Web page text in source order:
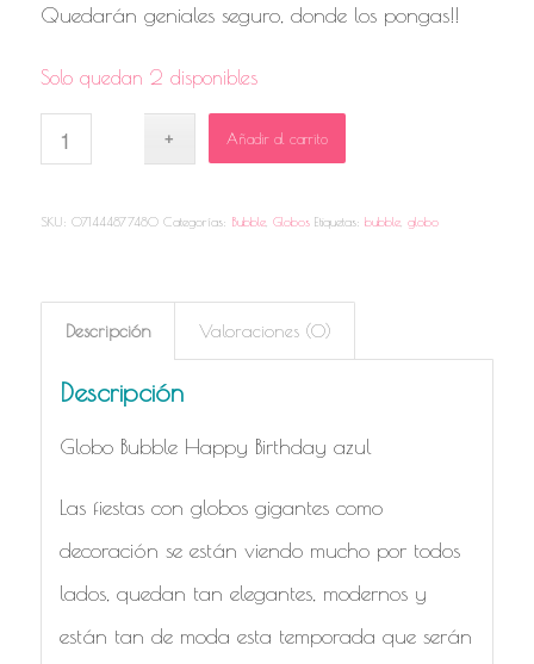
Quedarán geniales seguro, donde los pongas!!
Solo quedan 2 disponibles
Añadir al carrito
SKU: 071444877480 Categorías: Bubble, Globos Etiquetas: bubble, globo
Descripción Valoraciones (0)
Descripción
Globo Bubble Happy Birthday azul
Las fiestas con globos gigantes como
decoración se están viendo mucho por todos
lados, quedan tan elegantes, modernos y
están tan de moda esta temporada que serán